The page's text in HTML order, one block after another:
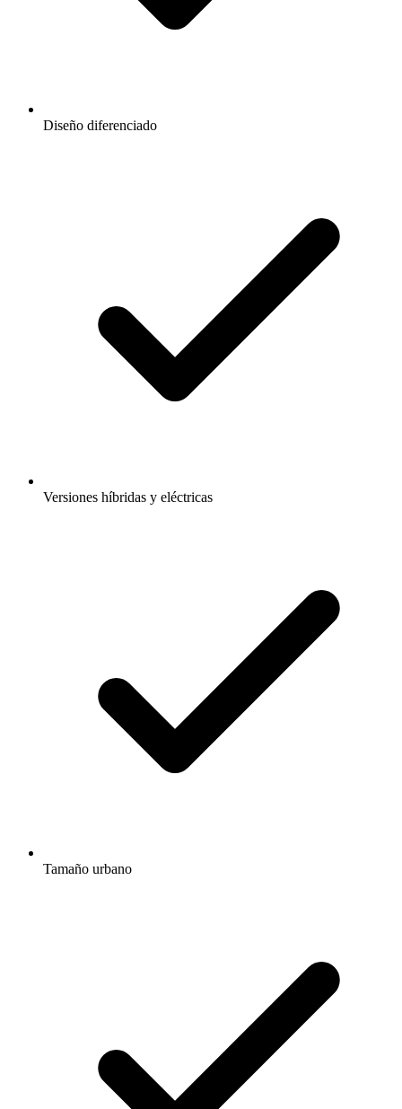
Diseño diferenciado
Versiones híbridas y eléctricas
Tamaño urbano